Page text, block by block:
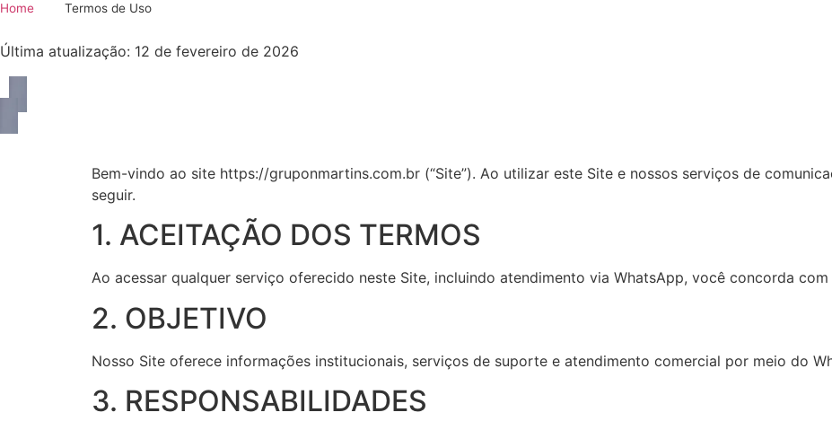
Home Termos de Uso
Última atualização: 12 de fevereiro de 2026
Bem-vindo ao site https://gruponmartins.com.br (“Site”). Ao utilizar este Site e nossos serviços de
seguir.
1. ACEITAÇÃO DOS TERMOS
Ao acessar qualquer serviço oferecido neste Site, incluindo atendimento via WhatsApp, você concorda com
2. OBJETIVO
Nosso Site oferece informações institucionais, serviços de suporte e atendimento comercial por meio do
3. RESPONSABILIDADES